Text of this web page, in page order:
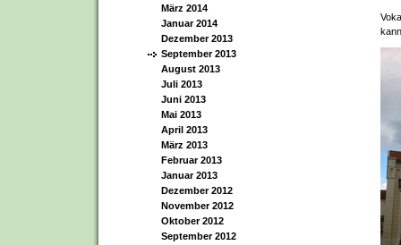
März 2014
Januar 2014
Dezember 2013
September 2013
August 2013
Juli 2013
Juni 2013
Mai 2013
April 2013
März 2013
Februar 2013
Januar 2013
Dezember 2012
November 2012
Oktober 2012
September 2012